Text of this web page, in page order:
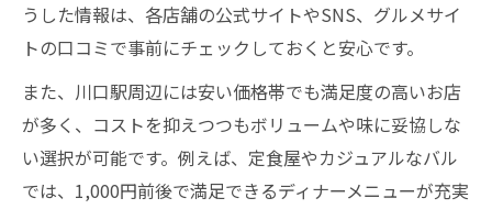
うした情報は、各店舗の公式サイトやSNS、グルメサイ
トの口コミで事前にチェックしておくと安心です。
また、川口駅周辺には安い価格帯でも満足度の高いお店
が多く、コストを抑えつつもボリュームや味に妥協しな
い選択が可能です。例えば、定食屋やカジュアルなバル
では、1,000円前後で満足できるディナーメニューが充実